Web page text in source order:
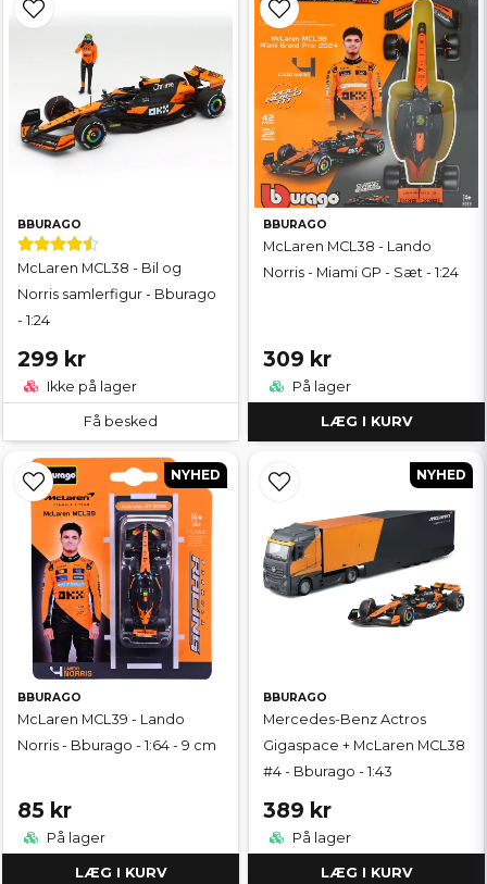
BBURAGO
McLaren MCL38 - Bil og
Norris samlerfigur - Bburago
- 1:24
299 kr
Ikke på lager
Få besked
BBURAGO
McLaren MCL38 - Lando
Norris - Miami GP - Sæt - 1:24
309 kr
På lager
LÆG I KURV
BBURAGO
McLaren MCL39 - Lando
Norris - Bburago - 1:64 - 9 cm
85 kr
På lager
LÆG I KURV
NYHED
BBURAGO
Mercedes-Benz Actros
Gigaspace + McLaren MCL38
#4 - Bburago - 1:43
389 kr
På lager
LÆG I KURV
NYHED